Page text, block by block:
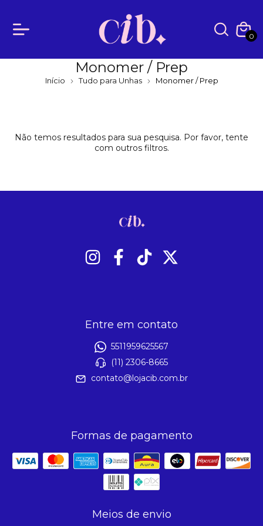
0
Monomer / Prep
Início Tudo para Unhas Monomer / Prep
Não temos resultados para sua pesquisa. Por favor, tente
com outros filtros.
Entre em contato
5511959625567
(11) 2306-8665
contato@lojacib.com.br
Formas de pagamento
Meios de envio